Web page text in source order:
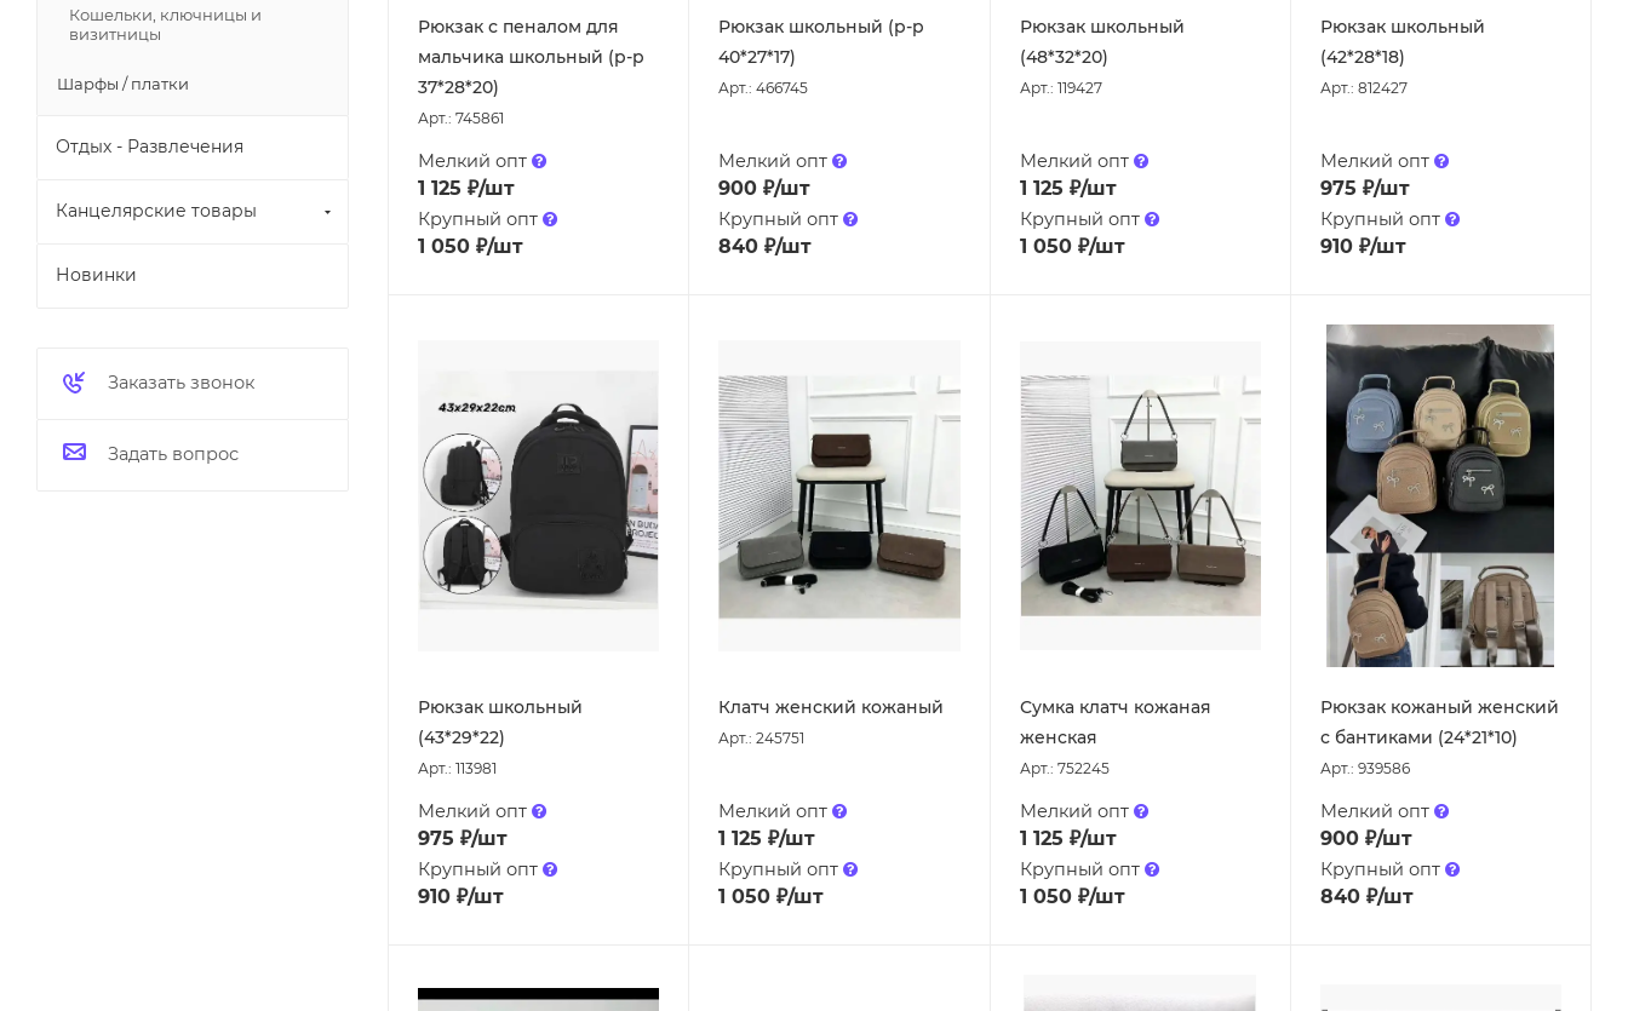
Рюкзак с пеналом для
мальчика школьный (р-р
37*28*20)
Арт.: 745861
Мелкий опт
1 125 ₽/шт
Крупный опт
1 050 ₽/шт
Рюкзак школьный (р-р
40*27*17)
Арт.: 466745
Мелкий опт
900 ₽/шт
Крупный опт
840 ₽/шт
Рюкзак школьный
(48*32*20)
Арт.: 119427
Мелкий опт
1 125 ₽/шт
Крупный опт
1 050₽/шт
Рюкзак школьный
(42*28*18)
Арт.: 812427
Мелкий опт
975 ₽/шт
Крупный опт
910₽/шт
Рюкзак школьный
(43*29*22)
Арт.: 113981
Мелкий опт
975 ₽/шт
Крупный опт
910 ₽/шт
Клатч женский кожаный
Арт.: 245751
Мелкий опт
1 125 ₽/шт
Крупный опт
1 050 ₽/шт
Сумка клатч кожаная
женская
Арт.: 752245
Мелкий опт
1 125 ₽/шт
Крупный опт
1 050₽/шт
Рюкзак кожаный женский
с бантиками (24*21*10)
Арт.: 939586
Мелкий опт
900₽/шт
Крупный опт
840₽/шт
Кошельки, ключницы и
визитницы
Шарфы / платки
Отдых - Развлечения
Канцелярские товары
Новинки
Заказать звонок
Задать вопрос